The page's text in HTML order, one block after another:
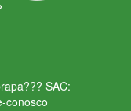
SAC:
conosco